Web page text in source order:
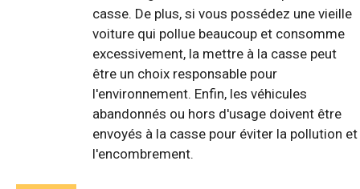
casse. De plus, si vous possédez une vieille
voiture qui pollue beaucoup et consomme
excessivement, la mettre à la casse peut
être un choix responsable pour
l'environnement. Enfin, les véhicules
abandonnés ou hors d'usage doivent être
envoyés à la casse pour éviter la pollution et
l'encombrement.